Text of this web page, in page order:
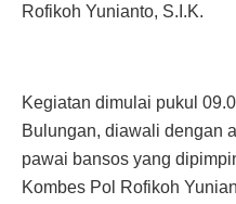
Rofikoh Yunianto, S.I.K.
Kegiatan dimulai pukul
Bulungan, diawali dengan
pawai bansos yang
Kombes Pol Rofikoh